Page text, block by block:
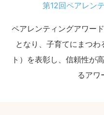
第12回ペアレン
ペアレンティングアワー
となり、子育てにまつ
ト）を表彰し、信頼性が
るアワ